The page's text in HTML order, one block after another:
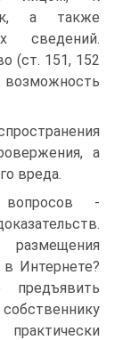
а также
сведений.
(ст. 151, 152
а
вреда.
-
Интернете?
предъявить